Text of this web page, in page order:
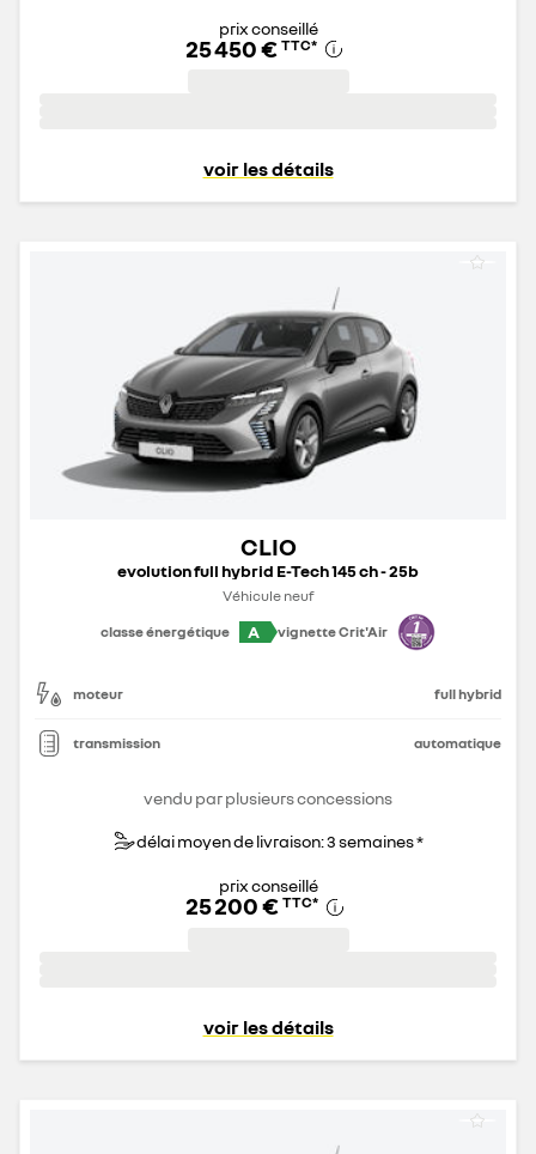
prix conseillé
25 450 € TTC*
voir les détails
CLIO
evolution full hybrid E-Tech 145 ch - 25b
Véhicule neuf
classe énergétique
A vignette Crit'Air
moteur full hybrid
transmission automatique
vendu par plusieurs concessions
délai moyen de livraison: 3 semaines *
prix conseillé
25 200 € TTC*
voir les détails